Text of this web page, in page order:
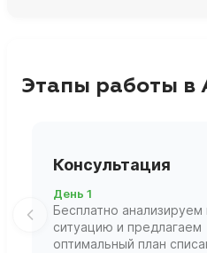
Этапы работы в
Консультация
День 1
Бесплатно анализируем
ситуацию и предлагаем
оптимальный план